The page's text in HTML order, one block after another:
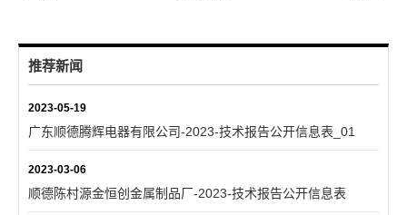
推荐新闻
2023-05-19
广东顺德腾辉电器有限公司-2023-技术报告公开信息表_01
2023-03-06
顺德陈村源金恒创金属制品厂-2023-技术报告公开信息表